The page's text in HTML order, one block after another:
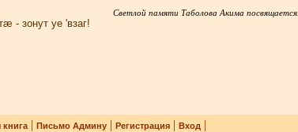
Светлой памяти Таболова Акима посвящается.
- зонут уе 'взаг!
книга| Письмо Админу| Регистрация| Вход |